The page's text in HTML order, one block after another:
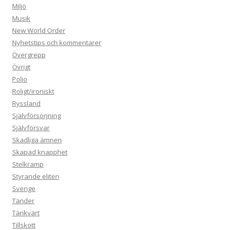
Miljö
Musik
New World Order
Nyhetstips och kommentarer
Övergrepp
Övrigt
Polio
Roligt/ironiskt
Ryssland
Självförsörjning
Självförsvar
Skadliga ämnen
Skapad knapphet
Stelkramp
Styrande eliten
Sverige
Tänder
Tänkvärt
Tillskott